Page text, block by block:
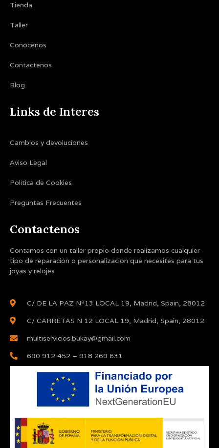
Tienda
Taller
Conócenos
Contactenos
Blog
Links de Interes
Cambios y devoluciones
Aviso Legal
Política de Cookies
Preguntas Frecuentes
Contactenos
Contamos con un taller propio donde realizamos cualquier
tipo de reparación o personalización que necesites para tus
joyas y relojes
C/ DE LA PAZ Nº13 LOCAL 19, Madrid, Spain, 28012
C/ CARRETAS N 12 LOCAL 19, Madrid, Spain, 28012
multiservicios.bukay@gmail.com
690 912 452 – 918 269 631